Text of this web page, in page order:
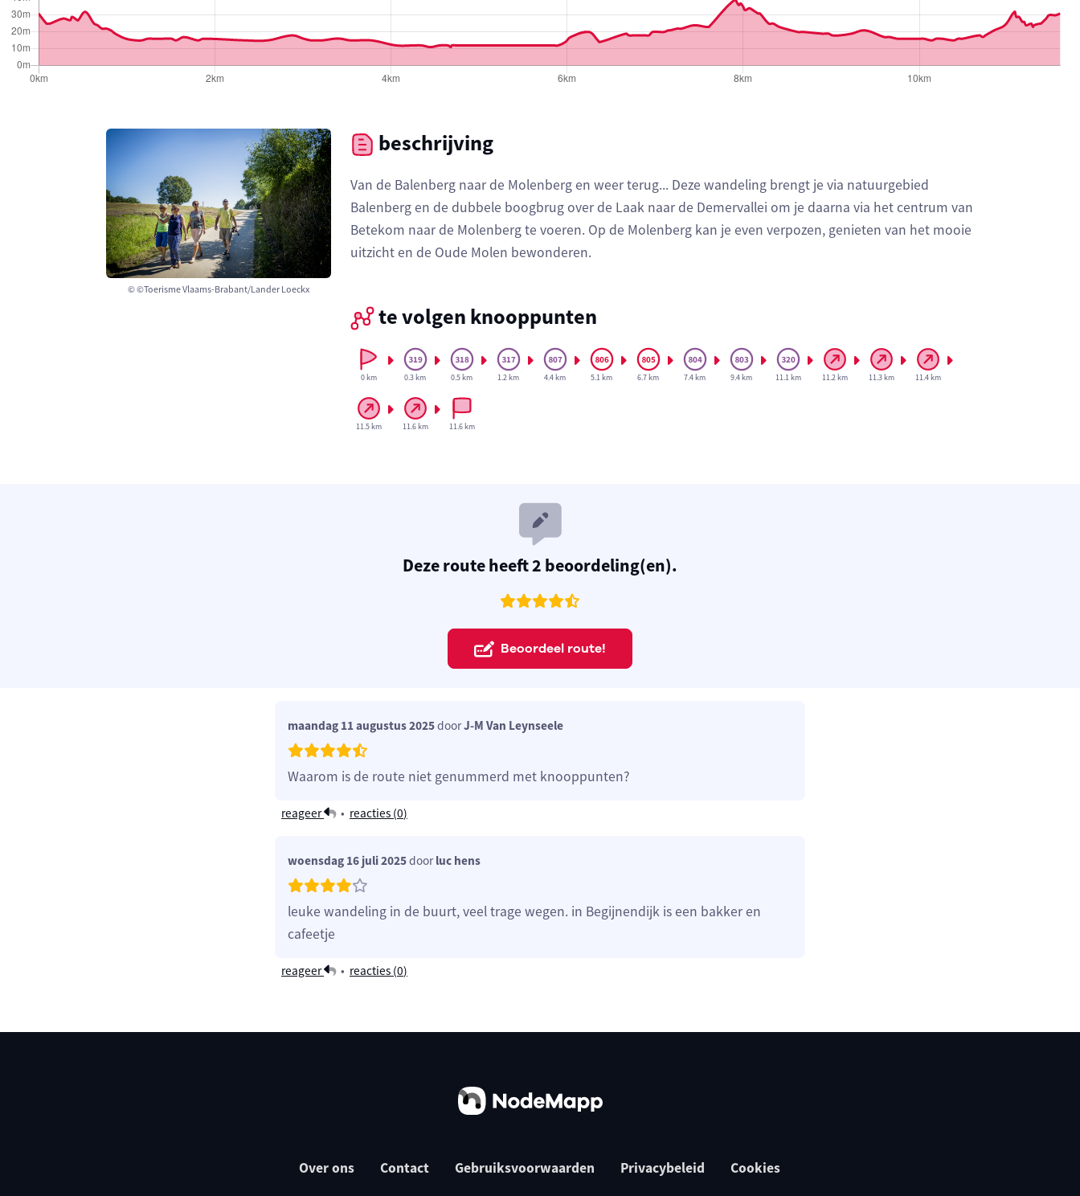
© ©Toerisme Vlaams-Brabant/Lander Loeckx
beschrijving
Van de Balenberg naar de Molenberg en weer terug... Deze wandeling brengt je via natuurgebied
Balenberg en de dubbele boogbrug over de Laak naar de Demervallei om je daarna via het centrum van
Betekom naar de Molenberg te voeren. Op de Molenberg kan je even verpozen, genieten van het mooie
uitzicht en de Oude Molen bewonderen.
te volgen knooppunten
0 km 0.3 km 0.5 km 1.2 km 4.4 km 5.1 km 6.7 km 7.4 km 9.4 km 11.1 km 11.2 km 11.3 km 11.4 km
11.5 km 11.6 km 11.6 km
Deze route heeft 2 beoordeling(en).
Beoordeel route!
maandag 11 augustus 2025doorJ-M Van Leynseele
Waarom is de route niet genummerd met knooppunten?
reageer • reacties (0)
woensdag 16 juli 2025doorluc hens
leuke wandeling in de buurt, veel trage wegen. in Begijnendijk is een bakker en
cafeetje
reageer • reacties (0)
Over ons Contact Gebruiksvoorwaarden Privacybeleid Cookies